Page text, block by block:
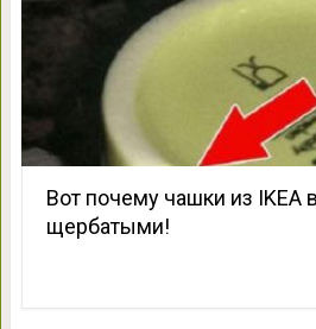
Вот почему чашки из IKEA
щербатыми!